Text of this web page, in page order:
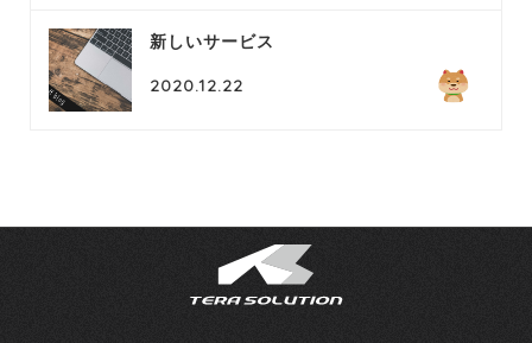
新しいサービス
2020.12.22